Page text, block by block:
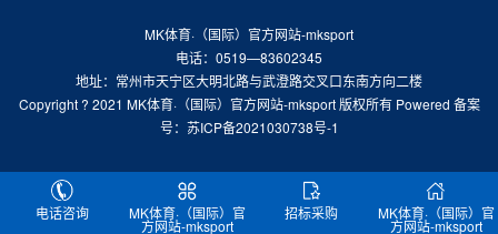
MK体育·（国际）官方网站-mksport
电话：0519—83602345
地址：常州市天宁区大明北路与武澄路交叉口东南方向二楼
Copyright ? 2021 MK体育·（国际）官方网站-mksport 版权所有 Powered 备案
号： 苏ICP备2021030738号-1
电话咨询 MK体育·（国际）官
方网站-mksport
招标采购 MK体育·（国际）官
方网站-mksport